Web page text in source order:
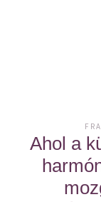
Ahol a